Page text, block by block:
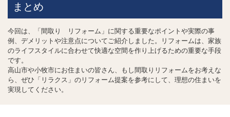
まとめ
今回は、「間取り リフォーム」に関する重要なポイントや実際の事
例、デメリットや注意点についてご紹介しました。リフォームは、家族
のライフスタイルに合わせて快適な空間を作り上げるための重要な手段
です。
高山市や小牧市にお住まいの皆さん、もし間取りリフォームをお考えな
ら、ぜひ「リラクス」のリフォーム提案を参考にして、理想の住まいを
実現してください。